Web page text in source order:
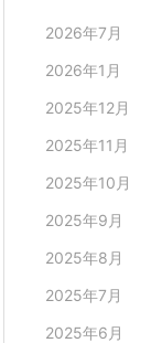
2026年7月
2026年1月
2025年12月
2025年11月
2025年10月
2025年9月
2025年8月
2025年7月
2025年6月